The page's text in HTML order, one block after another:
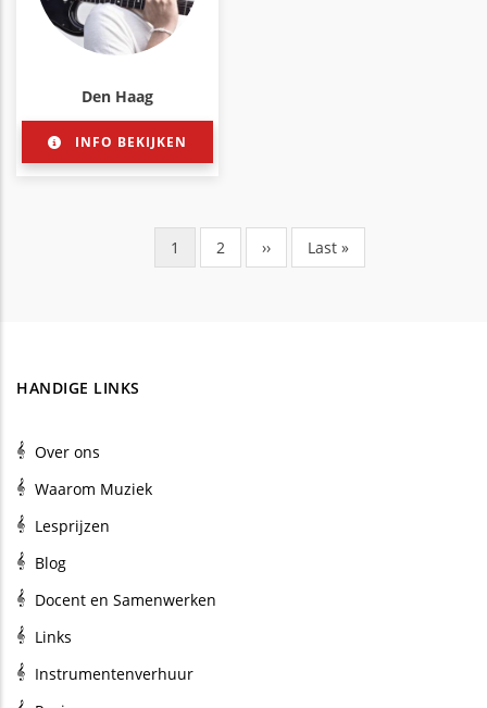
Den Haag
INFO BEKIJKEN
Huidige
pagina
1 Pagina
2
Volgende
pagina
››
Laatste
pagina
Last »
HANDIGE LINKS
Over ons
Waarom Muziek
Lesprijzen
Blog
Docent en Samenwerken
Links
Instrumentenverhuur